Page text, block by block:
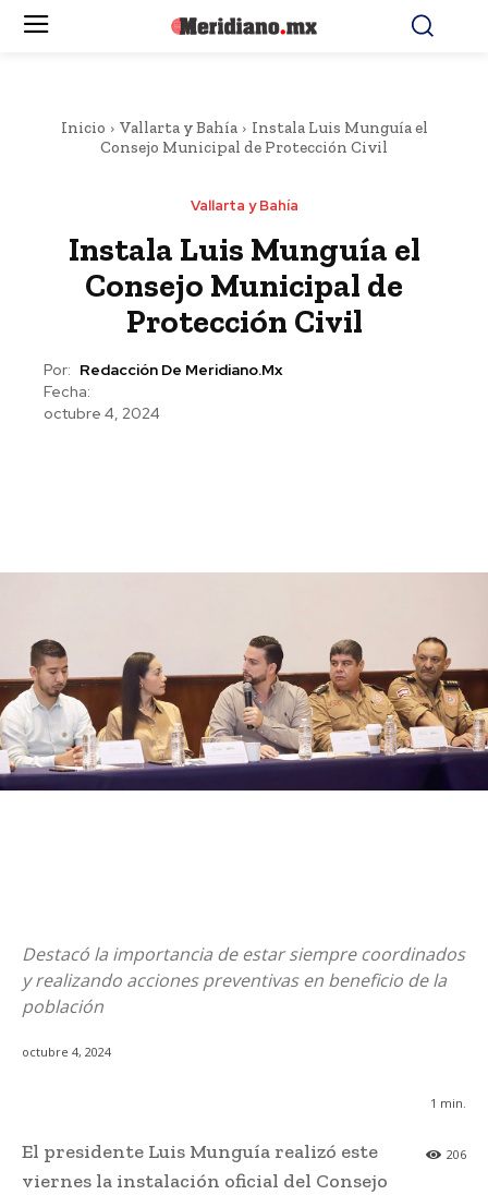
Inicio Vallarta y Bahía
Instala Luis Munguía el
Consejo Municipal de Protección Civil
Vallarta y Bahía
Instala Luis Munguía el
Consejo Municipal de
Protección Civil
Por: Redacción De Meridiano.mx
Fecha:
octubre 4, 2024
Destacó la importancia de estar siempre coordinados
y realizando acciones preventivas en beneficio de la
población
octubre 4, 2024
1 min.
206
El presidente Luis Munguía realizó este
viernes la instalación oficial del Consejo